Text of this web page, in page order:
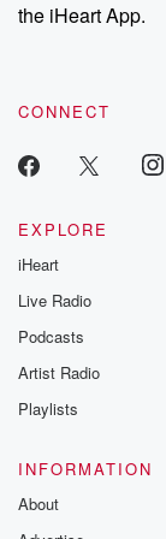
our
the iHeart App.
CONNECT
EXPLORE
iHeart
Live Radio
Podcasts
Artist Radio
Playlists
INFORMATION
About